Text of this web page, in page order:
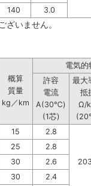
140 3.0
ざいません。
概算
質量
kg／km
電気的
許容
電流
A(30℃)
(1芯)
最大
抵
Ω/
15 2.8
25
2.8
30
2.6
30
2.4